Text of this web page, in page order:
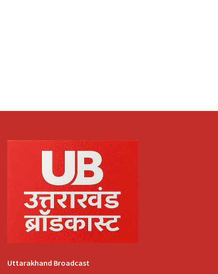
Uttarakhand Broadcast